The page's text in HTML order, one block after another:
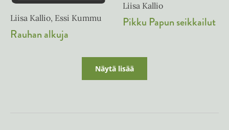
Liisa Kallio, Essi Kummu
Rauhan alkuja
Liisa Kallio
Pikku Papun seikkailut
Näytä lisää